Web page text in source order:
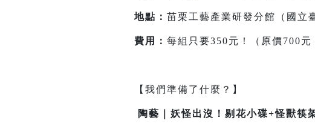
地點： 苗栗工藝產業研發分館（國立
費用： 每組只要350元！（原價700元
【我們準備了什麼？】
陶藝｜妖怪出沒！剔花小碟+怪獸筷